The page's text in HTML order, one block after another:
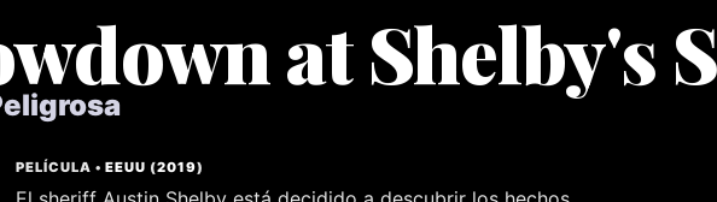
at Shelby's
PELÍCULA •EEUU (2019)